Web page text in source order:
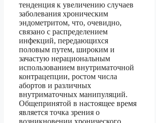
тенденция к увеличению случаев
заболевания хроническим
эндометритом, что, очевидно,
связано с распределением
инфекций, передающихся
половым путем, широким и
зачастую нерациональным
использованием внутриматочной
контрацепции, ростом числа
абортов и различных
внутриматочных манипуляций.
Общепринятой в настоящее время
является точка зрения о
возникновении хронического